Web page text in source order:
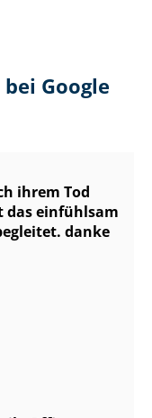
Google
ihrem Tod
einfühlsam
danke